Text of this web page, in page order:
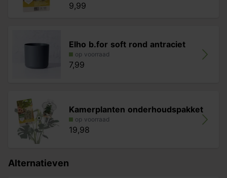
9,99
Elho b.for soft rond antraciet
op voorraad
7,99
Kamerplanten onderhoudspakket
op voorraad
19,98
Alternatieven